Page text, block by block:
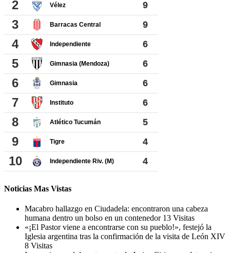
Noticias Mas Vistas
Macabro hallazgo en Ciudadela: encontraron una cabeza
humana dentro un bolso en un contenedor 13 Visitas
«¡El Pastor viene a encontrarse con su pueblo!», festejó la
Iglesia argentina tras la confirmación de la visita de León XIV
8 Visitas